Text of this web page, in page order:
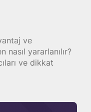
ve
nasıl yararlanılır?
ve dikkat